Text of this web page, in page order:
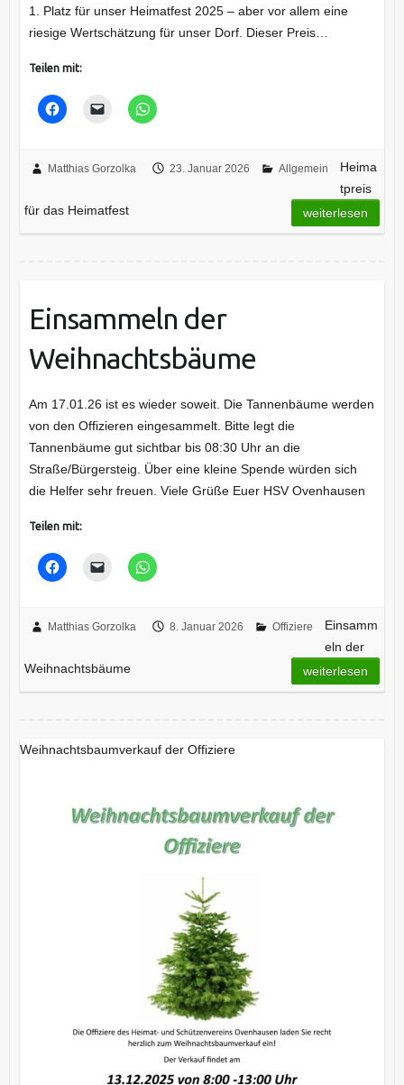
1. Platz für unser Heimatfest 2025 – aber vor allem eine
riesige Wertschätzung für unser Dorf. Dieser Preis…
Teilen mit:
Matthias Gorzolka 23. Januar 2026 Allgemein
Heima
tpreis
für das Heimatfest
weiterlesen
Einsammeln der
Weihnachtsbäume
Am 17.01.26 ist es wieder soweit. Die Tannenbäume werden
von den Offizieren eingesammelt. Bitte legt die
Tannenbäume gut sichtbar bis 08:30 Uhr an die
Straße/Bürgersteig. Über eine kleine Spende würden sich
die Helfer sehr freuen. Viele Grüße Euer HSV Ovenhausen
Teilen mit:
Matthias Gorzolka 8. Januar 2026 Offiziere
Einsamm
eln der
Weihnachtsbäume
weiterlesen
Weihnachtsbaumverkauf der Offiziere